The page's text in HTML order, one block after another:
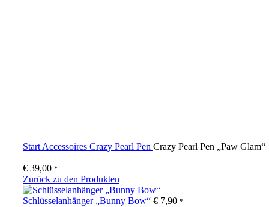
Start Accessoires Crazy Pearl Pen Crazy Pearl Pen „Paw Glam“
€ 39,00 *
Zurück zu den Produkten
Schlüsselanhänger „Bunny Bow“ € 7,90 *